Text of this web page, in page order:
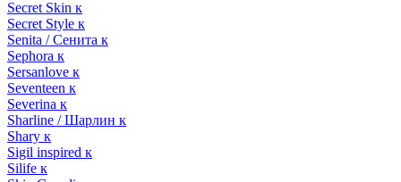
Secret Skin к
Secret Style к
Senita / Сенита к
Sephora к
Sersanlove к
Seventeen к
Severina к
Sharline / Шарлин к
Shary к
Sigil inspired к
Silife к